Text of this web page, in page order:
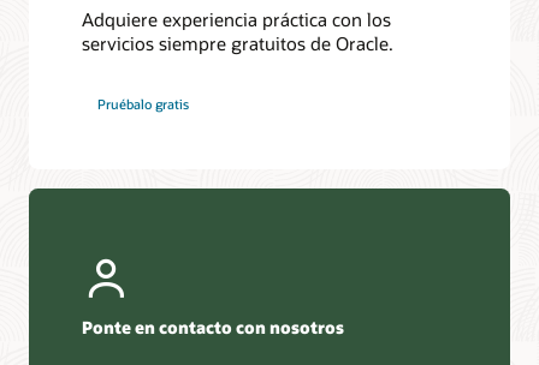
Adquiere experiencia práctica con los
servicios siempre gratuitos de Oracle.
Pruébalo gratis
Ponte en contacto con nosotros